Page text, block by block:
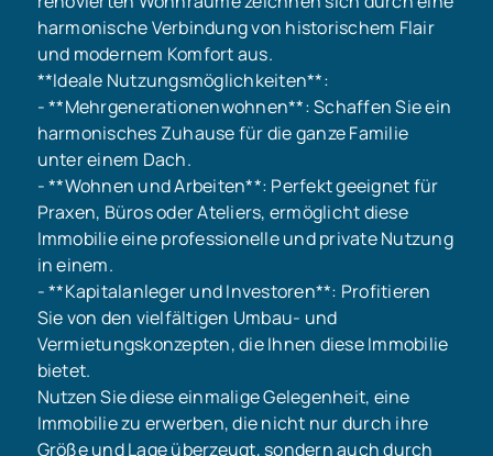
harmonische Verbindung von historischem Flair
und modernem Komfort aus.
**Ideale Nutzungsmöglichkeiten**:
- **Mehrgenerationenwohnen**: Schaffen Sie ein
harmonisches Zuhause für die ganze Familie
unter einem Dach.
- **Wohnen und Arbeiten**: Perfekt geeignet für
Praxen, Büros oder Ateliers, ermöglicht diese
Immobilie eine professionelle und private Nutzung
in einem.
- **Kapitalanleger und Investoren**: Profitieren
Sie von den vielfältigen Umbau- und
Vermietungskonzepten, die Ihnen diese Immobilie
bietet.
Nutzen Sie diese einmalige Gelegenheit, eine
Immobilie zu erwerben, die nicht nur durch ihre
Größe und Lage überzeugt, sondern auch durch